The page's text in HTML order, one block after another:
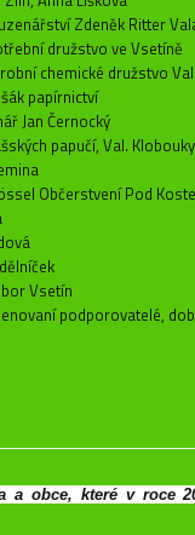
Zdeněk Ritter
družstvo ve Vsetíně
chemické družstvo
papírnictví
Jan Černocký
papučí, Val.
Občerstvení Pod
Vsetín
podporovatelé,
a obce, které v roce